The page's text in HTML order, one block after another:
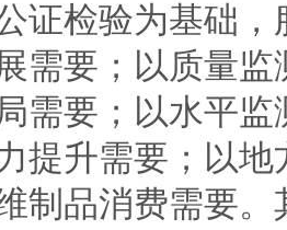
证检验为基础，
需要；以质量监
需要；以水平监
提升需要；以
制品消费需要